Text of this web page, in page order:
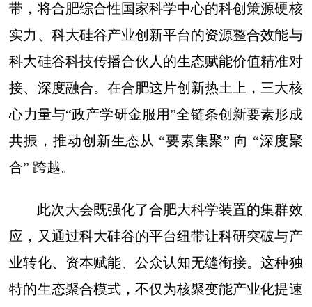
带，将合肥综合性国家科学中心的科创策源硬核
实力、科大硅谷产业创新平台的资源整合效能与
科大硅谷科技传播合伙人的生态赋能价值精准对
接、深度融合。在合肥这片创新热土上，三大核
心力量与“政产学研金服用”全链条创新要素形成
共振，推动创新生态从 “要素集聚” 向 “深度聚
合” 跨越。
此次大会既强化了合肥大科学装置的集群效
应，又通过科大硅谷的平台纽带让科研突破与产
业转化、资本赋能、公众认知无缝衔接。这种独
特的生态聚合模式，不仅为核聚变能产业化提速